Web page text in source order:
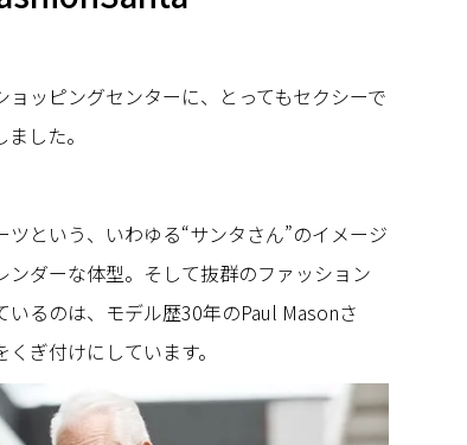
ッピングセンターに、とってもセクシーで
した。
という、いわゆる“サンタさん”のイメージ
ンダーな体型。そして抜群のファッション
るのは、モデル歴30年のPaul Masonさ
ぎ付けにしています。